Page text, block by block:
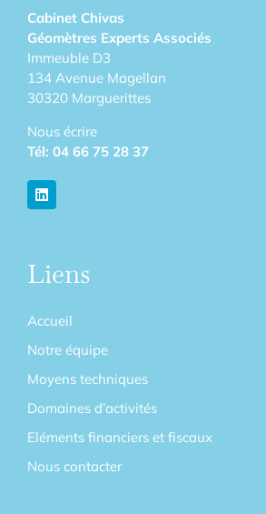
Cabinet Chivas
Géomètres Experts Associés
Immeuble D3
134 Avenue Magellan
30320 Marguerittes
Nous écrire
Tél: 04 66 75 28 37
Liens
Accueil
Notre équipe
Moyens techniques
Domaines d’activités
Eléments financiers et fiscaux
Nous contacter